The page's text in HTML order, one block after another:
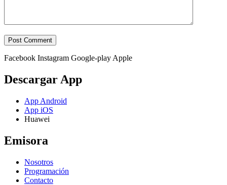
Facebook Instagram Google-play Apple
Descargar App
App Android
App iOS
Huawei
Emisora
Nosotros
Programación
Contacto